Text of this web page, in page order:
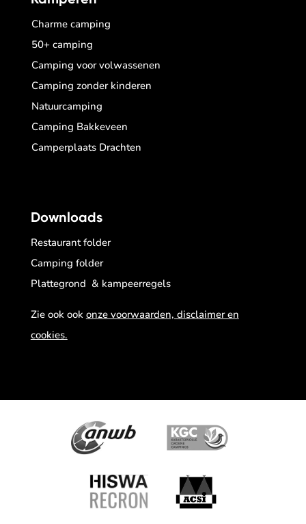
Charme camping
50+ camping
Camping voor volwassenen
Camping zonder kinderen
Natuurcamping
Camping Bakkeveen
Camperplaats Drachten
Downloads
Restaurant folder
Camping folder
Plattegrond & kampeerregels
Zie ook ook onze voorwaarden, disclaimer en
cookies.